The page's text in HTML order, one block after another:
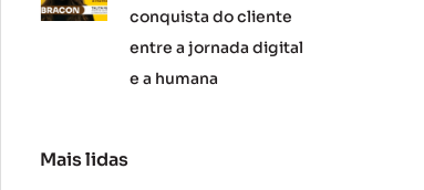
conquista do cliente
entre a jornada digital
e a humana
Mais lidas